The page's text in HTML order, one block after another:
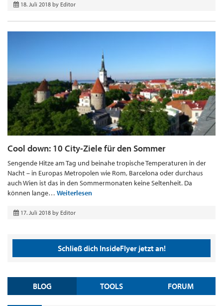
18. Juli 2018 by Editor
Cool down: 10 City-Ziele für den Sommer
Sengende Hitze am Tag und beinahe tropische Temperaturen in der
Nacht – in Europas Metropolen wie Rom, Barcelona oder durchaus
auch Wien ist das in den Sommermonaten keine Seltenheit. Da
können lange… Weiterlesen
17. Juli 2018 by Editor
Schließ dich InsideFlyer jetzt an!
BLOG TOOLS FORUM